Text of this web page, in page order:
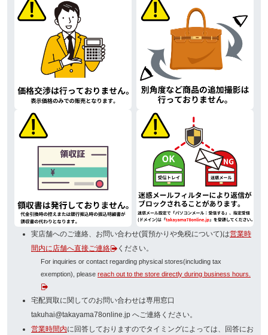
実店舗へのご連絡、お問い合わせ(質預かりや免税について)は営業時
間内に店舗へ直接ご連絡
ください。
For inquiries or contact regarding physical stores(including tax
exemption), please reach out to the store directly during business hours.
宅配買取に関してのお問い合わせは専用窓口
takuhai@takayama78online.jp へご連絡ください。
営業時間内に回答しておりますのでタイミングによっては、回答にお